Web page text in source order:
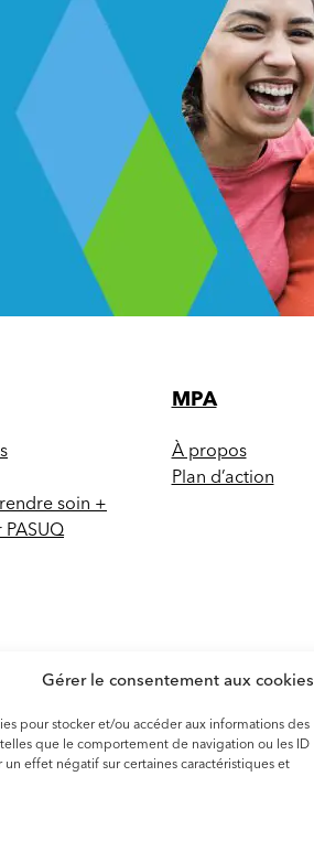
Gérer le consentement aux cookies
pour stocker et/ou accéder aux informations des
que le comportement de navigation ou les ID
effet négatif sur certaines caractéristiques et
soin +
MPA
À propos
Plan d’action